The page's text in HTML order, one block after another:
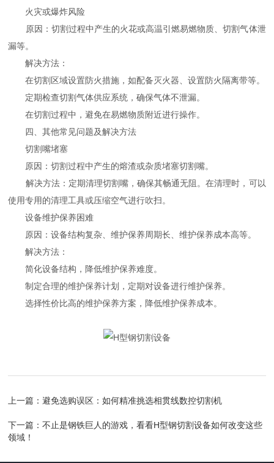
火灾或爆炸风险
原因：切割过程中产生的火花或高温引燃易燃物质、切割气体泄
漏等。
解决方法：
在切割区域设置防火措施，如配备灭火器、设置防火隔离带等。
定期检查切割气体供应系统，确保气体不泄漏。
在切割过程中，避免在易燃物质附近进行操作。
四、其他常见问题及解决方法
切割嘴堵塞
原因：切割过程中产生的熔渣或杂质堵塞切割嘴。
解决方法：定期清理切割嘴，确保其畅通无阻。在清理时，可以
使用专用的清理工具或压缩空气进行吹扫。
设备维护保养困难
原因：设备结构复杂、维护保养周期长、维护保养成本高等。
解决方法：
简化设备结构，降低维护保养难度。
制定合理的维护保养计划，定期对设备进行维护保养。
选择性价比高的维护保养方案，降低维护保养成本。
上一篇：避免选购误区：如何精准挑选相贯线数控切割机
下一篇：不止是钢铁巨人的游戏，看看H型钢切割设备如何改变这些
领域！